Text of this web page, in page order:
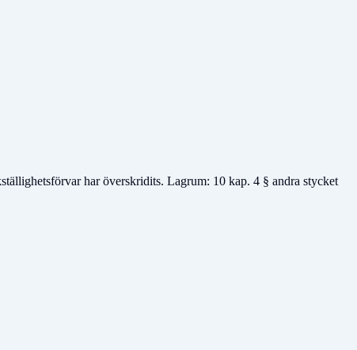
har överskridits. Lagrum: 10 kap. 4 § andra stycket